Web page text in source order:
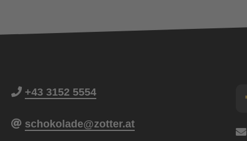
+43 3152 5554
schokolade@zotter.at